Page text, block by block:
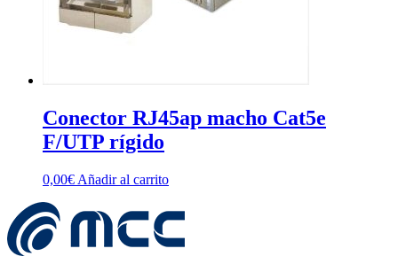
Conector RJ45ap macho Cat5e
F/UTP rígido
0,00€ Añadir al carrito